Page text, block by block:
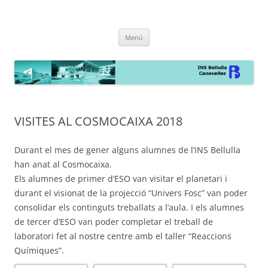
Menú
VISITES AL COSMOCAIXA 2018
Durant el mes de gener alguns alumnes de l’INS Bellulla
han anat al Cosmocaixa.
Els alumnes de primer d’ESO van visitar el planetari i
durant el visionat de la projecció “Univers Fosc” van poder
consolidar els continguts treballats a l’aula. I els alumnes
de tercer d’ESO van poder completar el treball de
laboratori fet al nostre centre amb el taller “Reaccions
Químiques”.